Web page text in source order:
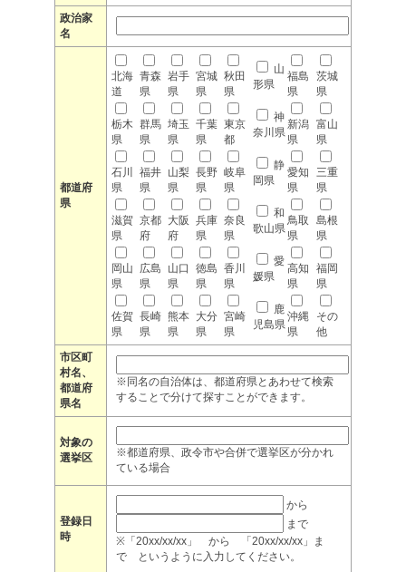
政治家
名
都道府
県
北海
道
青森
県
岩手
県
宮城
県
秋田
県
山
形県
福島
県
茨城
県
栃木
県
群馬
県
埼玉
県
千葉
県
東京
都
神
奈川県
新潟
県
富山
県
石川
県
福井
県
山梨
県
長野
県
岐阜
県
静
岡県
愛知
県
三重
県
滋賀
県
京都
府
大阪
府
兵庫
県
奈良
県
和
歌山県
鳥取
県
島根
県
岡山
県
広島
県
山口
県
徳島
県
香川
県
愛
媛県
高知
県
福岡
県
佐賀
県
長崎
県
熊本
県
大分
県
宮崎
県
鹿
児島県
沖縄
県
その
他
市区町
村名、
都道府
県名
※同名の自治体は、都道府県とあわせて検索
することで分けて探すことができます。
対象の
選挙区
※都道府県、政令市や合併で選挙区が分かれ
ている場合
登録日
時
から
まで
※「20xx/xx/xx」 から 「20xx/xx/xx」ま
で というように入力してください。